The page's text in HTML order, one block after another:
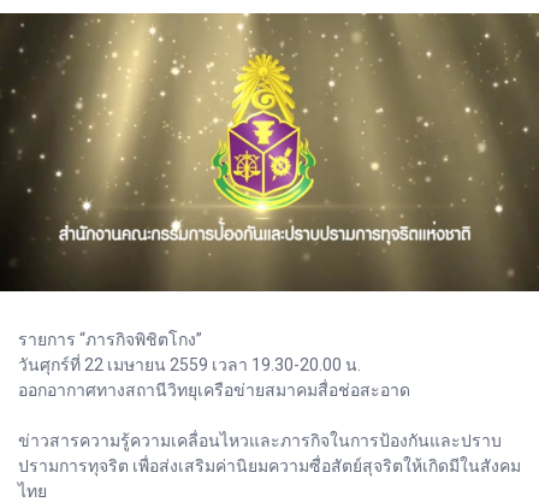
รายการ “ภารกิจพิชิตโกง”
วันศุกร์ที่ 22 เมษายน 2559 เวลา 19.30-20.00 น.
ออกอากาศทางสถานีวิทยุเครือข่ายสมาคมสื่อช่อสะอาด
ข่าวสารความรู้ความเคลื่อนไหวและภารกิจในการป้องกันและปราบ
ปรามการทุจริต เพื่อส่งเสริมค่านิยมความซื่อสัตย์สุจริตให้เกิดมีในสังคม
ไทย